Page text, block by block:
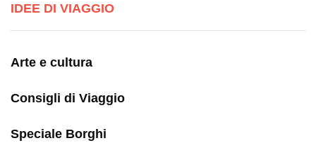
IDEE DI VIAGGIO
Arte e cultura
Consigli di Viaggio
Speciale Borghi